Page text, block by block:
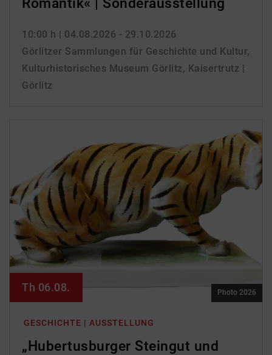
Romantik« | Sonderausstellung
10:00 h | 04.08.2026 - 29.10.2026
Görlitzer Sammlungen für Geschichte und Kultur,
Kulturhistorisches Museum Görlitz, Kaisertrutz |
Görlitz
GESCHICHTE | AUSSTELLUNG
„Hubertusburger Steingut und
Th 06.08. Photo 2026